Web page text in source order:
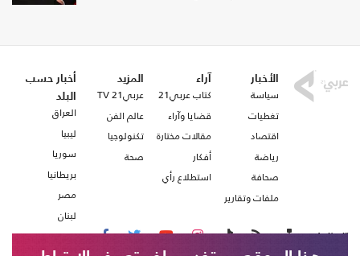
الأخبار
سياسة
تغطيات
اقتصاد
رياضة
صحافة
ملفات وتقارير
آراء
كتاب عربي21
قضايا وآراء
مقالات مختارة
أفكار
استطلاع رأي
المزيد
عربي21 TV
عالم الفن
تكنولوجيا
صحة
أخبار حسب
البلد
العراق
ليبيا
سوريا
بريطانيا
مصر
لبنان
تابعنا على